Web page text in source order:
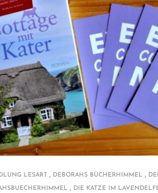
LESART, DEBORAHS BÜCHERHIMMEL ,
, DIE KATZE IM